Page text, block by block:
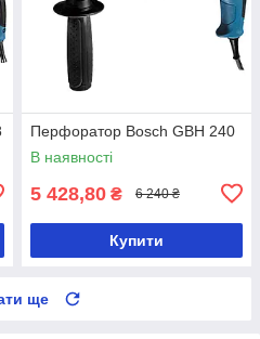
Перфоратор Bosch GBH 240
В наявності
5 428,80 ₴ 6 240 ₴
Купити
ще